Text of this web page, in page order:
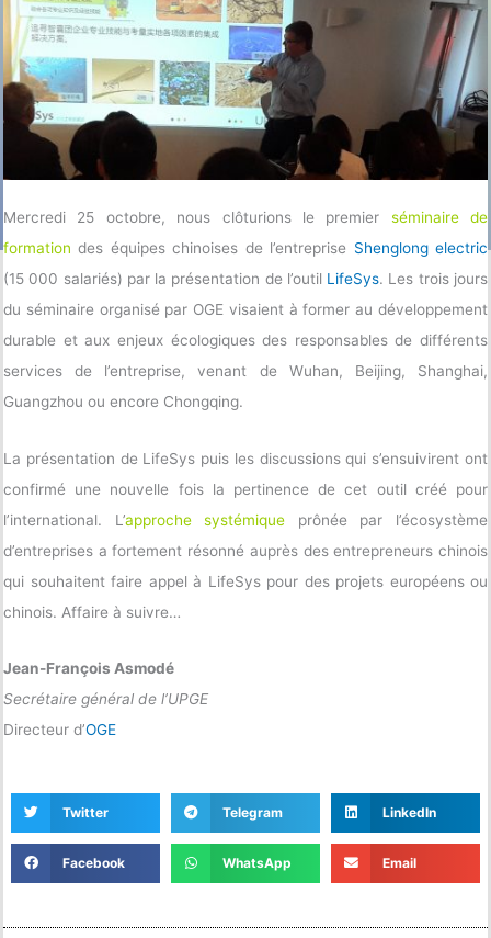
Mercredi 25 octobre, nous clôturions le premier séminaire de
formation des équipes chinoises de l’entreprise Shenglong electric
(15 000 salariés) par la présentation de l’outil LifeSys. Les trois jours
du séminaire organisé par OGE visaient à former au développement
durable et aux enjeux écologiques des responsables de différents
services de l’entreprise, venant de Wuhan, Beijing, Shanghai,
Guangzhou ou encore Chongqing.
La présentation de LifeSys puis les discussions qui s’ensuivirent ont
confirmé une nouvelle fois la pertinence de cet outil créé pour
l’international. L’approche systémique prônée par l’écosystème
d’entreprises a fortement résonné auprès des entrepreneurs chinois
qui souhaitent faire appel à LifeSys pour des projets européens ou
chinois. Affaire à suivre…
Jean-François Asmodé
Secrétaire général de l’UPGE
Directeur d’OGE
Twitter Telegram LinkedIn
Facebook WhatsApp Email